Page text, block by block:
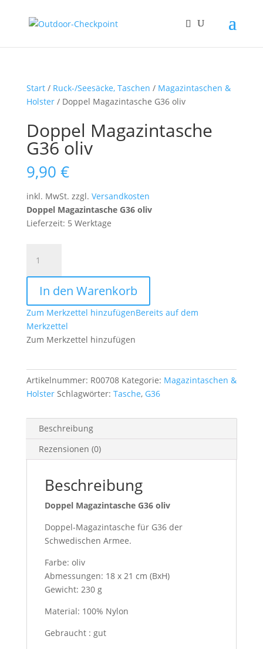
Start/ Ruck-/Seesäcke, Taschen / Magazintaschen &
Holster/ Doppel Magazintasche G36 oliv
Doppel Magazintasche
G36 oliv
9,90 €
inkl. MwSt. zzgl. Versandkosten
Doppel Magazintasche G36 oliv
Lieferzeit: 5 Werktage
Magazintasche
G36
Menge
In den Warenkorb
Zum Merkzettel hinzufügenBereits auf dem
Merkzettel
Zum Merkzettel hinzufügen
Artikelnummer: R00708 Kategorie: Magazintaschen &
Holster Schlagwörter: Tasche, G36
Beschreibung
Rezensionen (0)
Beschreibung
Doppel Magazintasche G36 oliv
Doppel-Magazintasche für G36 der
Schwedischen Armee.
Farbe: oliv
Abmessungen: 18 x 21 cm (BxH)
Gewicht: 230 g
Material: 100% Nylon
Gebraucht : gut